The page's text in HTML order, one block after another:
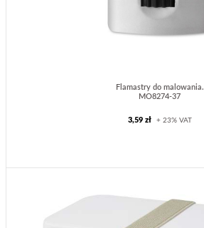
Flamastry do malowania.
MO8274-37
3,59 zł + 23% VAT